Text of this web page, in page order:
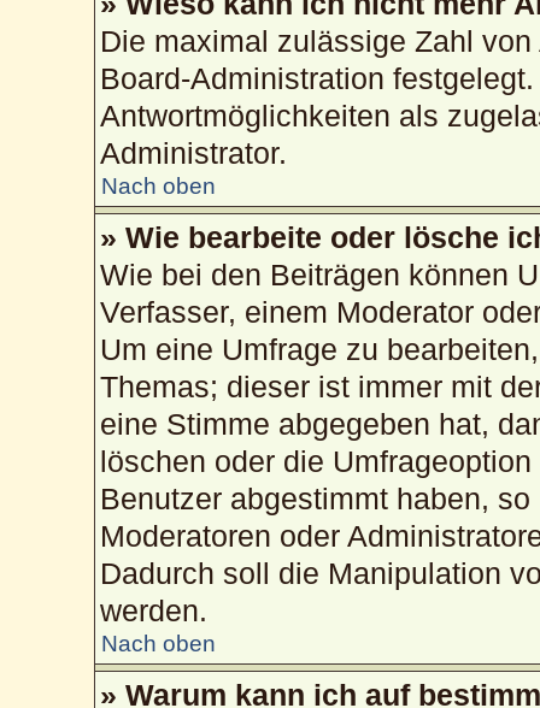
Die maximal zulässige Zahl
Board-Administration
Antwortmöglichkeiten als
Administrator.
Nach oben
» Wie bearbeite oder lösche
Wie bei den Beiträgen können
Verfasser, einem Moderator
Um eine Umfrage zu
Themas; dieser ist immer mit
eine Stimme abgegeben hat,
löschen oder die
Benutzer abgestimmt haben,
Moderatoren oder
Dadurch soll die Manipulation
werden.
Nach oben
» Warum kann ich auf